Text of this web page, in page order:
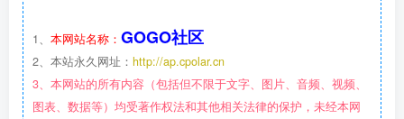
1、 本网站名称： GOGO社区
2、本站永久网址： http://ap.cpolar.cn
3、本网站的所有内容（包括但不限于文字、图片、音频、视频、
图表、数据等）均受著作权法和其他相关法律的保护，未经本网